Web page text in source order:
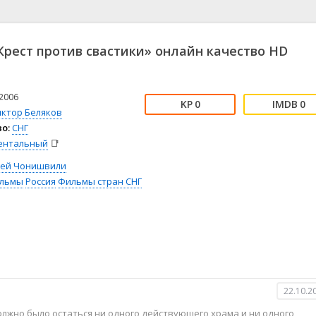
👨‍💼 Новости
🎒 Приключения
тв
😱 Ужасы
🤠 Фильм-нуар
🧝‍♂️ Фэнтези
против свастики» онлайн качество HD
Беляков
СНГ
📑
0 0
Чонишвили
Россия Фильмы стран СНГ
было остаться ни одного действующего храма и ни одного